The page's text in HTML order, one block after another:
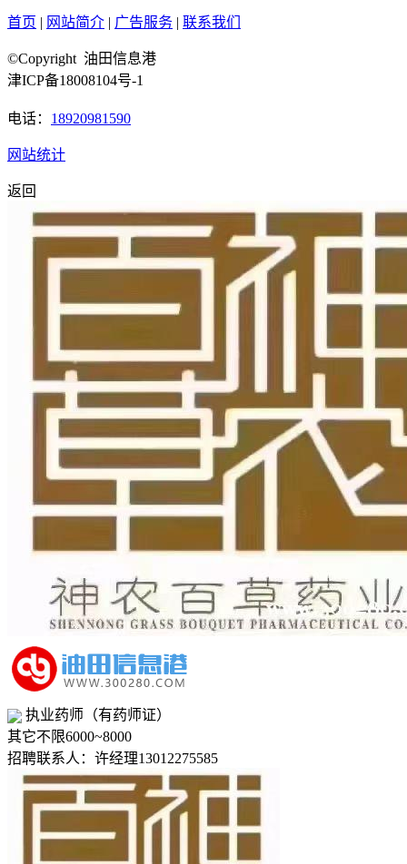
首页 | 网站简介 | 广告服务 | 联系我们
©Copyright 油田信息港
津ICP备18008104号-1
电话： 18920981590
网站统计
返回
执业药师（有药师证）
其它不限6000~8000
招聘联系人：许经理13012275585